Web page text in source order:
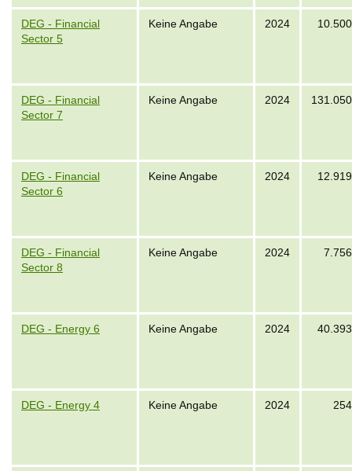
DEG - Financial
Sector 5
Keine Angabe 2024
DEG - Financial
Sector 7
Keine Angabe 2024
DEG - Financial
Sector 6
Keine Angabe 2024
DEG - Financial
Sector 8
Keine Angabe 2024
DEG - Energy 6 Keine Angabe 2024
DEG - Energy 4 Keine Angabe 2024